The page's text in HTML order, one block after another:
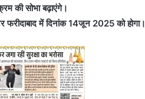
की सोभा बढ़ाएंगे।
फरीदाबाद में दिनांक 14जून 2025 को होगा।